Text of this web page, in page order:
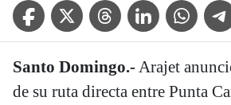
Facebook IconTwitter IconThreads IconLinkedin Icon
WhatsApp
Santo Domingo.- Arajet
de su ruta directa entre Punta